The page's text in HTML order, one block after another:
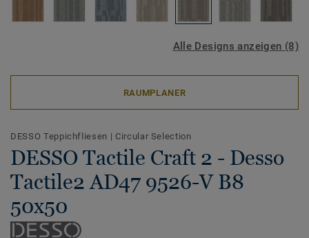
Alle Designs anzeigen (8)
RAUMPLANER
DESSO Teppichfliesen | Circular Selection
DESSO Tactile Craft 2 - Desso
Tactile2 AD47 9526-V B8
50x50